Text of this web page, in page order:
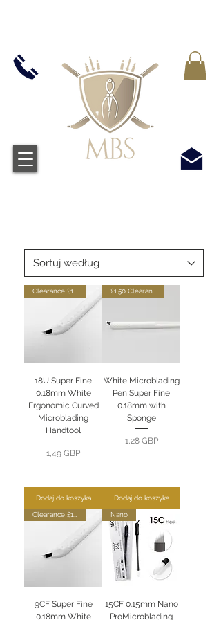
18U Super Fine
0.18mm White
Ergonomic Curved
Microblading
Handtool
Cena
1,49 GBP
Dodaj do koszyka
White Microblading
Pen Super Fine
0.18mm with
Sponge
Cena
1,28 GBP
Dodaj do koszyka
9CF Super Fine
0.18mm White
Nano
15CF 0.15mm Nano
ProMicroblading